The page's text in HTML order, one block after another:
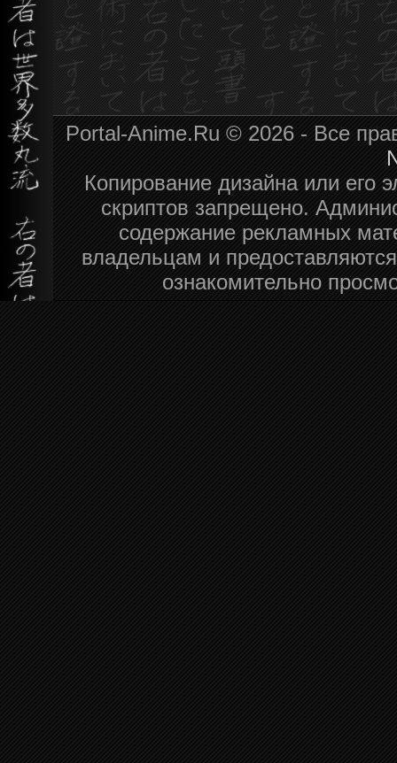
Portal-Anime.Ru © 2026 - Все
Копирование дизайна или его
скриптов запрещено.
содержание рекламных
владельцам и
ознакомительно